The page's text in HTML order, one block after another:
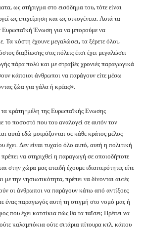
ως στήριγμα στο εισόδημα του, τότε είναι
ως επιχείρηση και ως οικογένεια. Αυτά τα
Ευρωπαϊκή Ένωση για να μπορούμε να
Τα κόστη έχουνε μεγαλώσει, τα ξέρετε όλοι,
διαβίωσης στις πόλεις έτσι έχει μεγαλώσει
πάρα πολύ και με στραβές χρονιές παραγωγικά
κάποιοι άνθρωποι να παράγουν είτε μέσω
ζώα για γάλα ή κρέας».
τα κράτη-μέλη της Ευρωπαϊκής Ενωσης
το ποσοστό που του αναλογεί σε αυτόν τον
αυτά εδώ μοιράζονται σε κάθε κράτος μέλος
έχει. Δεν είναι τυχαίο όλο αυτό, αυτή η πολιτική
να στηριχθεί η παραγωγή σε οποιοδήποτε
στην χώρα μας επειδή έχουμε ιδιαιτερότητες είτε
με την νησιωτικότητα, πρέπει να δίνονται αυτές
οι άνθρωποι να παράγουν κάτω από αντίξοες
ένας παραγωγός αυτή τη στιγμή στο νομό μας ή
που έχει κατσίκια πώς θα τα ταΐσει; Πρέπει να
καλαμπόκια ούτε σιτάρια πίτουρα κτλ. κάπου